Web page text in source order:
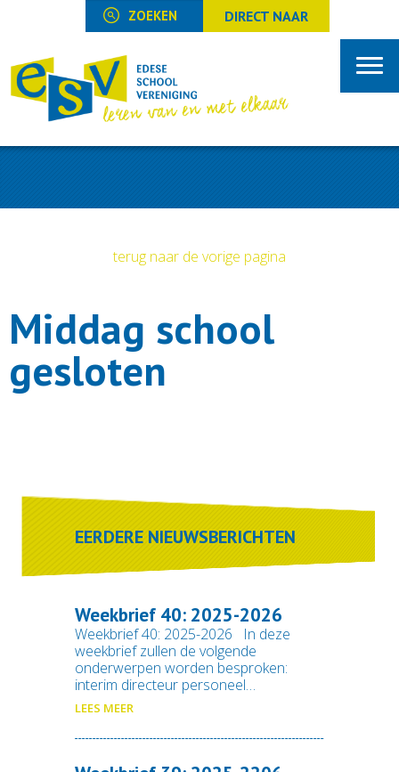
DIRECT NAAR
terug naar de vorige pagina
Middag school
gesloten
EERDERE NIEUWSBERICHTEN
Weekbrief 40: 2025-2026
Weekbrief 40: 2025-2026 In deze
weekbrief zullen de volgende
onderwerpen worden besproken:
interim directeur personeel…
LEES MEER